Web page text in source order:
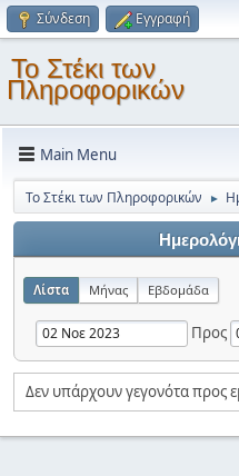
Σύνδεση Εγγραφή
Το Στέκι των
Πληροφορικών
Main Menu
Το Στέκι των Πληροφορικών ►
Λίστα Μήνας Εβδομάδα
Προς
Δεν υπάρχουν γεγονότα προς